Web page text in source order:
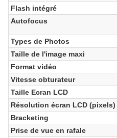
Flash intégré
Autofocus
Types de Photos
Taille de l'image maxi
Format vidéo
Vitesse obturateur
Taille Ecran LCD
Résolution écran LCD (pixels)
Bracketing
Prise de vue en rafale